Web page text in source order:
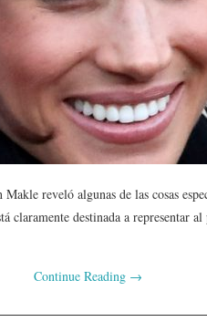
reveló algunas de las cosas
claramente destinada a representar
Continue Reading →